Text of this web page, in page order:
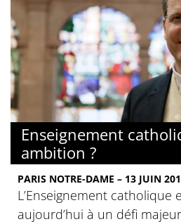
©
Enseignement
ambition ?
PARIS NOTRE-DAME – 13 JUIN
L’Enseignement catholique
aujourd’hui à un défi